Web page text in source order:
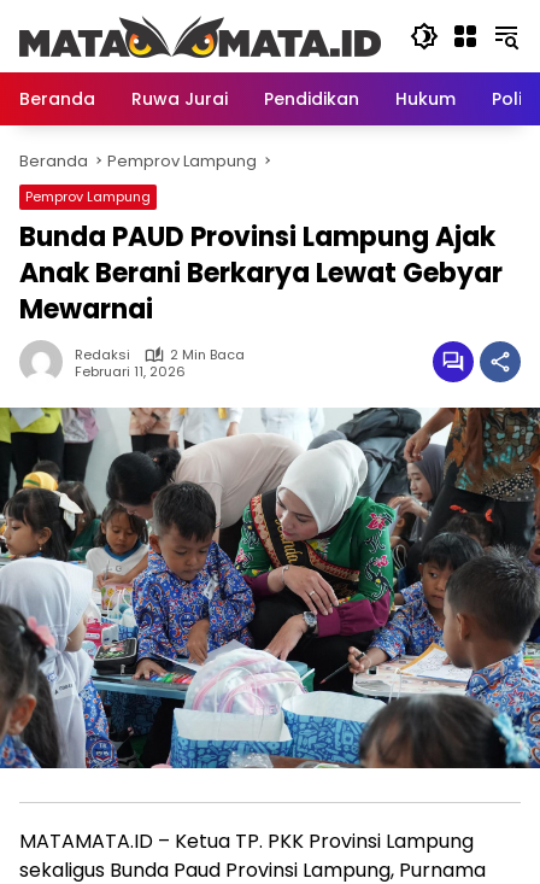
konten
Beranda
Ruwa Jurai Pendidikan Hukum
Beranda Pemprov Lampung
Pemprov Lampung
Bunda PAUD Provinsi Lampung Ajak
Anak Berani Berkarya Lewat Gebyar
Mewarnai
Redaksi
2 Min Baca
Februari 11, 2026
MATAMATA.ID – Ketua TP. PKK Provinsi Lampung
sekaligus Bunda Paud Provinsi Lampung, Purnama